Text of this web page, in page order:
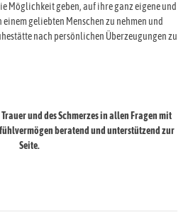
Möglichkeit geben, auf ihre ganz eigene und
geliebten Menschen zu nehmen und
nach persönlichen Überzeugungen zu
und des Schmerzes in allen Fragen mit
beratend und unterstützend zur
Seite.